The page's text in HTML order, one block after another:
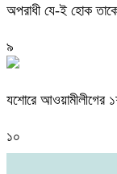
অপরাধী যে-ই হোক
৯
যশোরে আওয়ামীলীগের
১০